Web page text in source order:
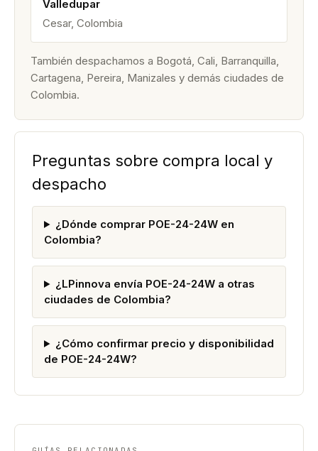
Valledupar
Cesar, Colombia
También despachamos a Bogotá, Cali, Barranquilla,
Cartagena, Pereira, Manizales y demás ciudades de
Colombia.
Preguntas sobre compra local y
despacho
¿Dónde comprar POE-24-24W en
Colombia?
¿LPinnova envía POE-24-24W a otras
ciudades de Colombia?
¿Cómo confirmar precio y disponibilidad
de POE-24-24W?